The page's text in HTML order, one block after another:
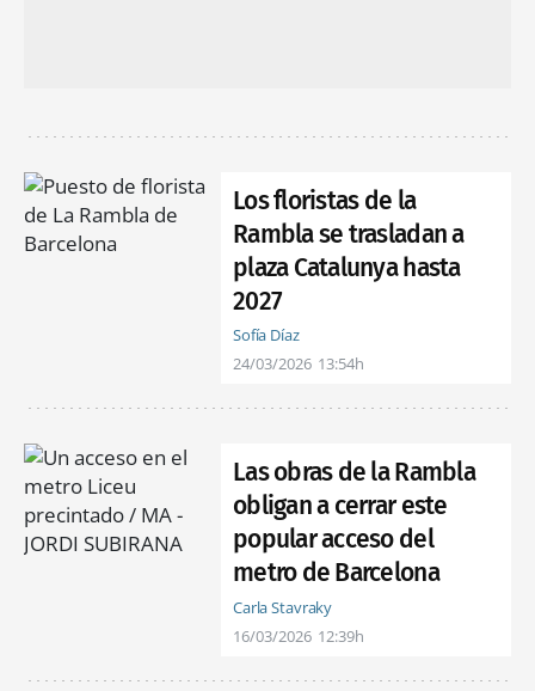
Los floristas de la
Rambla se trasladan a
plaza Catalunya hasta
2027
Sofía Díaz
24/03/2026 13:54h
Las obras de la Rambla
obligan a cerrar este
popular acceso del
metro de Barcelona
Carla Stavraky
16/03/2026 12:39h